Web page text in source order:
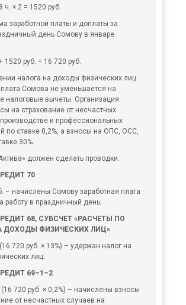
ч. × 2 = 1520 руб.
заработной платы и доплаты за
день Сомову в январе
1520 руб. = 16 720 руб.
налога на доходы физических лиц
плата Сомова не уменьшается на
налоговые вычеты. Организация
на страхование от несчастных
и профессиональных
по ставке 0,2%, а взносы на ОПС, ОСС,
30%.
должен сделать проводки:
70
– начислены Сомову заработная плата
работу в праздничный день;
68, СУБСЧЕТ «РАСЧЕТЫ ПО
ДОХОДЫ ФИЗИЧЕСКИХ ЛИЦ»
720 руб. × 13%) – удержан налог на
лиц;
69–1–2
(16 720 руб. × 0,2%) – начислены взносы
от несчастных случаев на